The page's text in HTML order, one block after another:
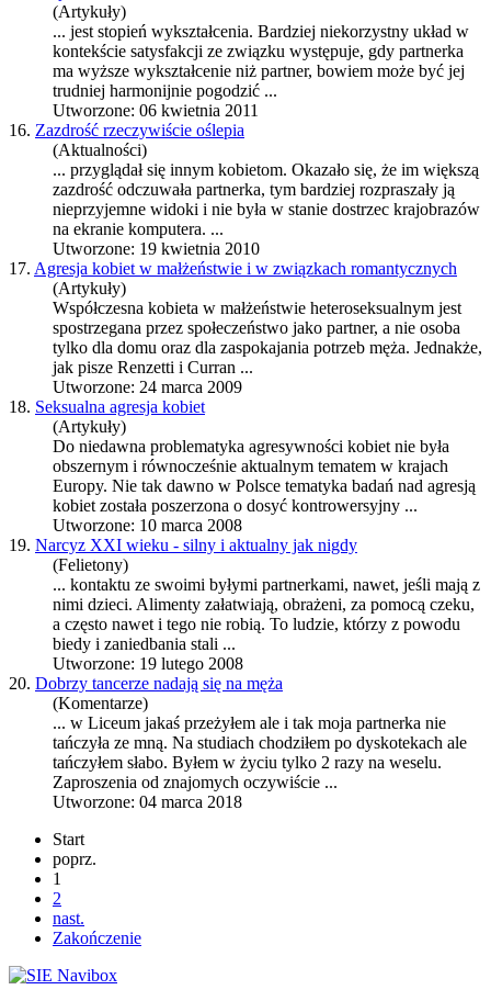
(Artykuły)
... jest stopień wykształcenia. Bardziej niekorzystny układ w
kontekście satysfakcji ze związku występuje, gdy partnerka
ma wyższe wykształcenie niż partner, bowiem może być jej
trudniej harmonijnie pogodzić ...
Utworzone: 06 kwietnia 2011
16. Zazdrość rzeczywiście oślepia
(Aktualności)
... przyglądał się innym kobietom. Okazało się, że im większą
zazdrość odczuwała partnerka, tym bardziej rozpraszały ją
nieprzyjemne widoki i nie była w stanie dostrzec krajobrazów
na ekranie komputera. ...
Utworzone: 19 kwietnia 2010
17. Agresja kobiet w małżeństwie i w związkach romantycznych
(Artykuły)
Współczesna kobieta w małżeństwie heteroseksualnym jest
spostrzegana przez społeczeństwo jako partner, a nie osoba
tylko dla domu oraz dla zaspokajania potrzeb męża. Jednakże,
jak pisze Renzetti i Curran ...
Utworzone: 24 marca 2009
18. Seksualna agresja kobiet
(Artykuły)
Do niedawna problematyka agresywności kobiet nie była
obszernym i równocześnie aktualnym tematem w krajach
Europy. Nie tak dawno w Polsce tematyka badań nad agresją
kobiet została poszerzona o dosyć kontrowersyjny ...
Utworzone: 10 marca 2008
19. Narcyz XXI wieku - silny i aktualny jak nigdy
(Felietony)
... kontaktu ze swoimi byłymi partnerkami, nawet, jeśli mają z
nimi dzieci. Alimenty załatwiają, obrażeni, za pomocą czeku,
a często nawet i tego nie robią. To ludzie, którzy z powodu
biedy i zaniedbania stali ...
Utworzone: 19 lutego 2008
20. Dobrzy tancerze nadają się na męża
(Komentarze)
... w Liceum jakaś przeżyłem ale i tak moja partnerka nie
tańczyła ze mną. Na studiach chodziłem po dyskotekach ale
tańczyłem słabo. Byłem w życiu tylko 2 razy na weselu.
Zaproszenia od znajomych oczywiście ...
Utworzone: 04 marca 2018
Start
poprz.
1
2
nast.
Zakończenie